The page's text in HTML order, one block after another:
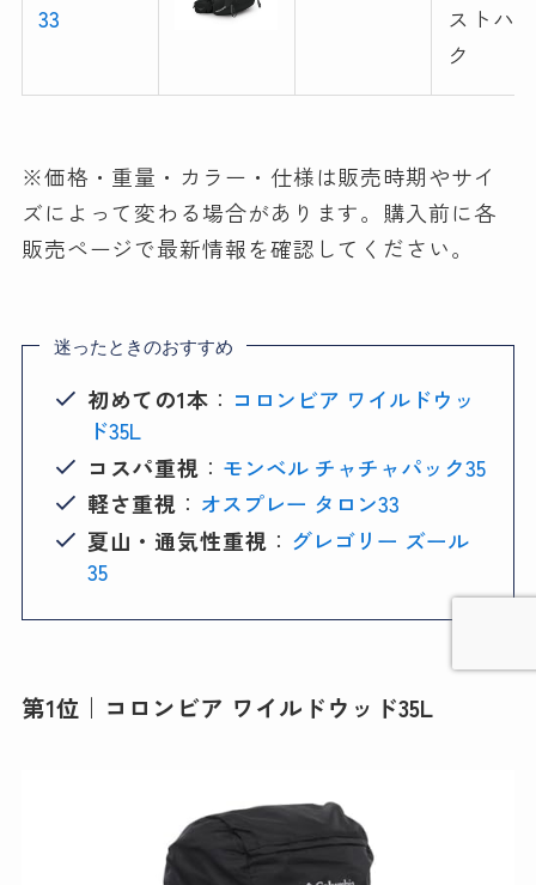
33
ストハ
ク
※価格・重量・カラー・仕様は販売時期やサイ
ズによって変わる場合があります。購入前に各
販売ページで最新情報を確認してください。
迷ったときのおすすめ
初めての1本 ： コロンビア ワイルドウッ
ド35L
コスパ重視 ： モンベル チャチャパック35
軽さ重視 ： オスプレー タロン33
夏山・通気性重視 ： グレゴリー ズール
35
第1位｜コロンビア ワイルドウッド35L